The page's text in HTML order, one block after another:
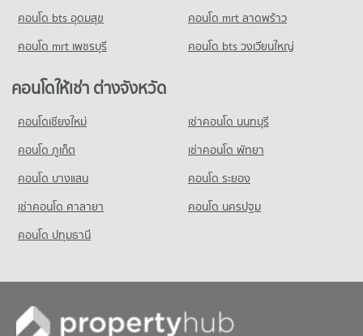
ขายคอนโด เทสโก้โลตัส พงษ์เพชร
มีคอนโดขาย 206 ประกาศ
คอนโด บิ๊กซี วงศ์สว่าง
254 โครงการ
คอนโดให้เช่า บิ๊กซี วงศ์สว่าง
ขายคอนโด บิ๊กซี วงศ์สว่าง
มีคอนโดขาย 138 ประกาศ
คอนโดให้เช่า ศูนย์ฝึกอบรม tot
มีคอนโดให้เช่า 52 ประกาศ
มีคอนโดขาย 164 ประกาศ
คอนโด การไฟฟ้าส่วนภูมิภาค (กฟภ.)
คอนโดให้เช่า การไฟฟ้าส่วนภูมิภาค (กฟภ.)
มีคอนโดให้เช่า 73 ประกาศ
ขายคอนโด การไฟฟ้าส่วนภูมิภาค (กฟภ.)
มีคอนโดขาย 184 ประกาศ
คอนโด bts อุดมสุข
คอนโด mrt ลาดพร้าว
คอนโด mrt เพชรบุรี
คอนโด bts วงเวียนใหญ่
คอนโดให้เช่า ต่างจังหวัด
คอนโดเชียงใหม่
เช่าคอนโด นนทบุรี
คอนโด ภูเก็ต
เช่าคอนโด พัทยา
คอนโด บางแสน
คอนโด ระยอง
เช่าคอนโด ศาลายา
คอนโด นครปฐม
คอนโด ปทุมธานี